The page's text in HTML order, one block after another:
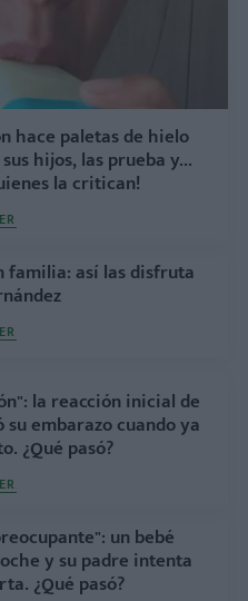
hace paletas de hielo
hijos, las prueba y...
la critican!
familia: así las disfruta
la reacción inicial de
embarazo cuando ya
¿Qué pasó?
un bebé
y su padre intenta
¿Qué pasó?